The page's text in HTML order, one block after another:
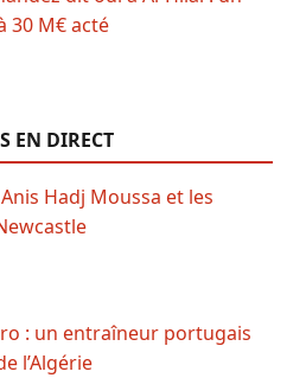
30 M€ acté
EN DIRECT
Hadj Moussa et les
: un entraîneur portugais
l’Algérie